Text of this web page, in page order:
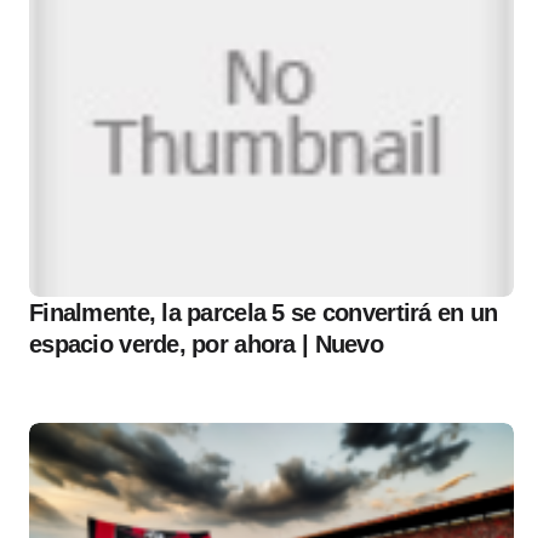
Finalmente, la parcela 5 se convertirá en un
espacio verde, por ahora | Nuevo